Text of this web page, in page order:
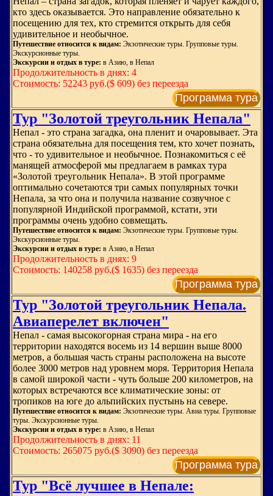
кто здесь оказывается. Это направление обязательно к
посещению для тех, кто стремится открыть для себя
удивительное и необычное.
Путешествие относится к видам: Экзотические туры. Групповые туры.
Экскурсионные туры.
Экскурсии и отдых в туре: в Азию, в Непал
Продолжительность в днях: 4
Стоимость: 52243 руб.($ 609) без переезда
Программа тура
Тур "Золотой треугольник Непала"
Непал - это страна загадка, она пленит и очаровывает. Эта
страна обязательна для посещения тем, кто хочет познать,
что - то удивительное и необычное. Познакомиться с её
манящей атмосферой мы предлагаем в рамках тура
«Золотой треугольник Непала». В этой программе
оптимально сочетаются три самых популярных точки
Непала, за что она и получила название созвучное с
популярной Индийской программой, кстати, эти
программы очень удобно совмещать.
Путешествие относится к видам: Экзотические туры. Групповые туры.
Экскурсионные туры.
Экскурсии и отдых в туре: в Азию, в Непал
Продолжительность в днях: 9
Стоимость: 140258 руб.($ 1635) без переезда
Программа тура
Тур "Золотой треугольник Непала.
Авиаперелет включен"
Непал - самая высокогорная страна мира - на его
территории находятся восемь из 14 вершин выше 8000
метров, а большая часть страны расположена на высоте
более 3000 метров над уровнем моря. Территория Непала
в самой широкой части - чуть больше 200 километров, на
которых встречаются все климатические зоны: от
тропиков на юге до альпийских пустынь на севере.
Путешествие относится к видам: Экзотические туры. Авиа туры. Групповые
туры. Экскурсионные туры.
Экскурсии и отдых в туре: в Азию, в Непал
Продолжительность в днях: 11
Стоимость: 265075 руб.($ 3090) без переезда
Программа тура
Тур "Всё лучшее в Непале: